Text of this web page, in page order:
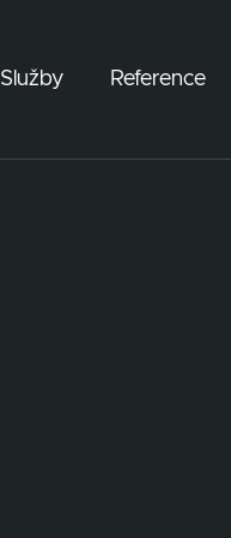
Služby Reference